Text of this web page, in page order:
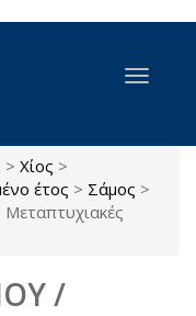
Toggle
> Χίος >
έτος > Σάμος >
Μεταπτυχιακές
/